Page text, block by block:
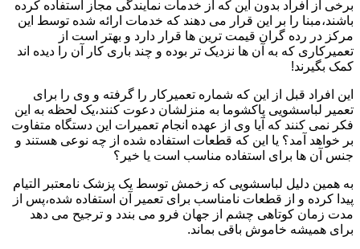
برخی از افراد بدون این که از خدمات نمایندگی مجاز استفاده کرده
باشند،مبنا را بر این قرار می دهند که خدمات ارائه شده توسط این
مرکز در رده گران قیمت ترین ها قرار دارد و بهتر است از
تعمیرکاری که به آن ها نزدیک تر بوده و چند باری کار آن را دیده اند
کمک بگیرند!
این افراد قبل از این که شماره تعمیرکار را گرفته و وی را برای
تعمیر لباسشویی پاکشوما به منزلشان دعوت کنند،یک لحظه به این
فکر نمی کنند که آیا وی از عهده انجام تعمیرات این دستگاه متفاوت
بر خواهد آمد؟ یا این که قطعات استفاده شده از چه نوعی هستند و
جنس آن ها برای استفاده مناسب است یا خیر؟
به همین دلیل لباسشویی که زخمش توسط یک پزشک نامعتبر التیام
پیدا کرده و از قطعات نامناسب برای تعمیر آن استفاده شده،پس از
مدت زمان کوتاهی چشم از جهان فرو می بندد و ترجیح می دهد
برای همیشه خاموش باقی بماند.